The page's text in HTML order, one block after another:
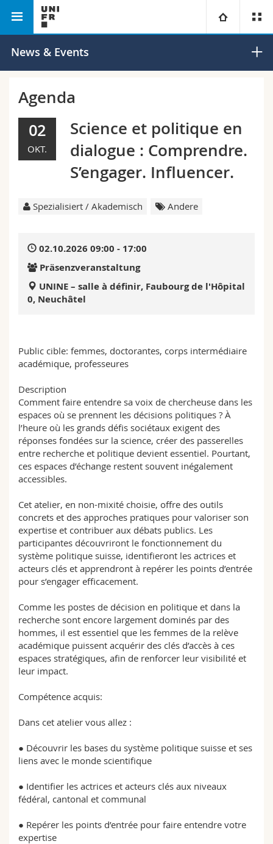
Universität
Campus
Forschung
Weiterbildung
Theologische Fak.
Rechtswissenschaftliche Fak.
Wirtschafts- und Sozialwissenschaftliche Fak.
Philosophische Fak.
Fak. für Erziehungs- und Bildungswissenschaften
Math.-Nat. und Med. Fak.
Informationen für
Studieninteressierte
Medien
Forschende
Mitarbeitende
Ressourcen
Personenverzeichnis
Bibliotheken
Webmail
MyUnifr
Philosophische
Institut für die Erforschung der
News & Events
Agenda
02
OKT.
Science et politique en
dialogue : Comprendre.
S’engager. Influencer.
Spezialisiert / Akademisch Andere
02.10.2026 09:00 - 17:00
Präsenzveranstaltung
UNINE – salle à définir, Faubourg de l'Hôpital
0, Neuchâtel
Public cible: femmes, doctorantes, corps intermédiaire
académique, professeures
Description
Comment faire entendre sa voix de chercheuse dans les
espaces où se prennent les décisions politiques ? À
l’heure où les grands défis sociétaux exigent des
réponses fondées sur la science, créer des passerelles
entre recherche et politique devient essentiel. Pourtant,
ces espaces d’échange restent souvent inégalement
accessibles.
Cet atelier, en non-mixité choisie, offre des outils
concrets et des approches pratiques pour valoriser son
expertise et contribuer aux débats publics. Les
participantes découvriront le fonctionnement du
système politique suisse, identifieront les actrices et
acteurs clés et apprendront à repérer les points d’entrée
pour s’engager efficacement.
Comme les postes de décision en politique et dans la
recherche sont encore largement dominés par des
hommes, il est essentiel que les femmes de la relève
académique puissent acquérir des clés d’accès à ces
espaces stratégiques, afin de renforcer leur visibilité et
leur impact.
Compétence acquis:
Dans cet atelier vous allez :
● Découvrir les bases du système politique suisse et ses
liens avec le monde scientifique
● Identifier les actrices et acteurs clés aux niveaux
fédéral, cantonal et communal
● Repérer les points d’entrée pour faire entendre votre
expertise